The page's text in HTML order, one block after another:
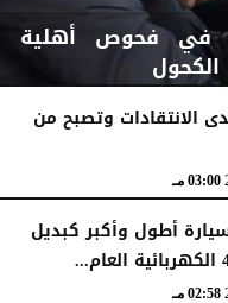
في فحوص أهلية
الانتقادات وتصبح من
03:00 مـ
أطول وأكبر كبديل
02:58 مـ